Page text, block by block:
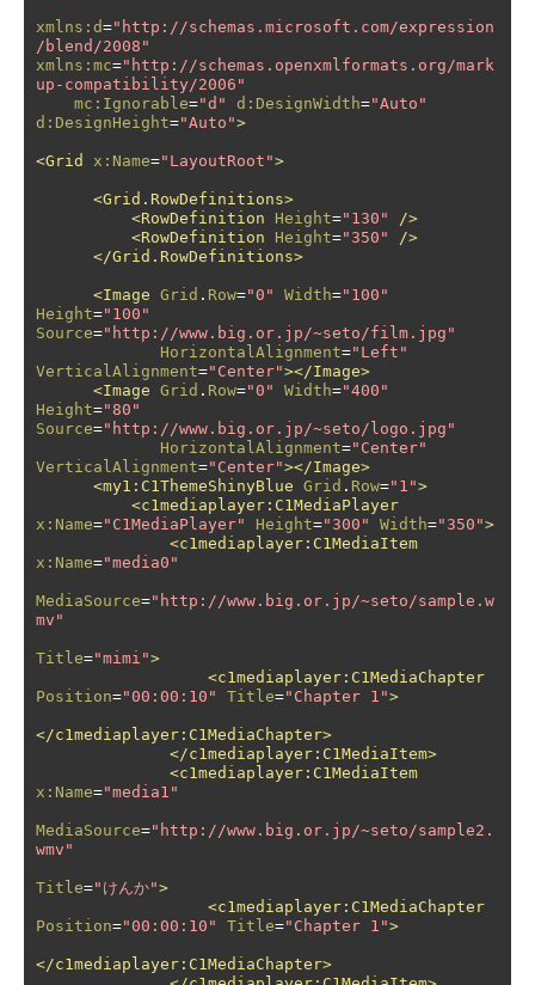
xmlns:d="http://schemas.microsoft.com/expression
/blend/2008"
xmlns:mc="http://schemas.openxmlformats.org/mark
up-compatibility/2006"
mc:Ignorable="d" d:DesignWidth="Auto"
d:DesignHeight="Auto">
<Grid x:Name="LayoutRoot">
<Grid.RowDefinitions>
<RowDefinition
Height="130"
/>
<RowDefinition
Height="350"
/>
</Grid.RowDefinitions>
<Image Grid . Row="0" Width="100"
Height="100"
Source="http://www.big.or.jp/~seto/film.jpg"
HorizontalAlignment="Left"
VerticalAlignment="Center"></Image>
<Image Grid . Row="0" Width="400"
Height="80"
Source="http://www.big.or.jp/~seto/logo.jpg"
HorizontalAlignment="Center"
VerticalAlignment="Center"></Image>
<my1:C1ThemeShinyBlue Grid . Row="1">
<c1mediaplayer:C1MediaPlayer
x:Name="C1MediaPlayer" Height="300" Width="350">
<c1mediaplayer:C1MediaItem
x:Name="media0"
MediaSource="http://www.big.or.jp/~seto/sample.w
mv"
Title="mimi">
<c1mediaplayer:C1MediaChapter
Position="00:00:10" Title="Chapter 1">
</c1mediaplayer:C1MediaChapter>
</c1mediaplayer:C1MediaItem>
<c1mediaplayer:C1MediaItem
x:Name="media1"
MediaSource="http://www.big.or.jp/~seto/sample2.
wmv"
Title="けんか">
<c1mediaplayer:C1MediaChapter
Position="00:00:10" Title="Chapter 1">
</c1mediaplayer:C1MediaChapter>